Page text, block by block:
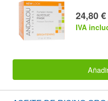
24,80 €
IVA